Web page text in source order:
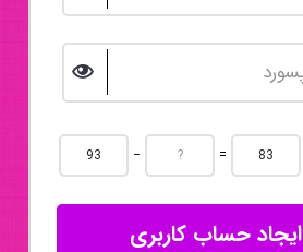
− =
ایجاد حساب کاربری